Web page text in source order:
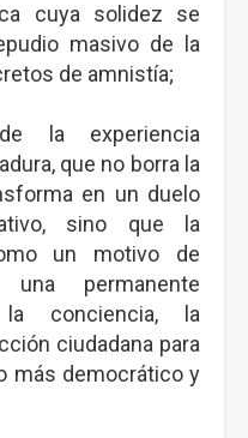
cuya solidez se
masivo de la
de amnistía;
la experiencia
que no borra la
en un duelo
sino que la
un motivo de
permanente
conciencia, la
ciudadana para
más democrático y